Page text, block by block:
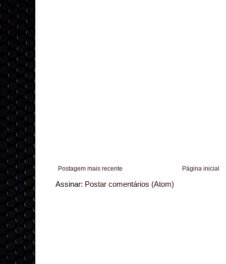
Postagem mais recente Página inicial
Assinar: Postar comentários (Atom)